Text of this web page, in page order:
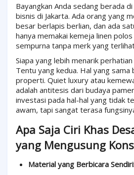
Bayangkan Anda sedang berada
bisnis di Jakarta. Ada orang yang
besar berlapis berlian, dan ada
hanya memakai kemeja linen
sempurna tanpa merk yang
Siapa yang lebih menarik
Tentu yang kedua. Hal yang sama
properti. Quiet luxury atau
adalah antitesis dari budaya
investasi pada hal-hal yang tidak
awam, tapi sangat terasa
Apa Saja Ciri Khas
yang Mengusung
Material yang Berbicara